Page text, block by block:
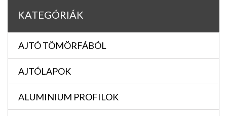
KATEGÓRIÁK
AJTÓ TÖMÖRFÁBÓL
AJTÓLAPOK
ALUMINIUM PROFILOK